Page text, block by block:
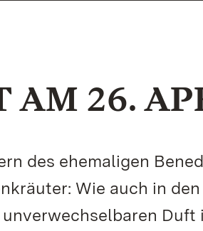
AM 26.
des ehemaligen
Wie auch in